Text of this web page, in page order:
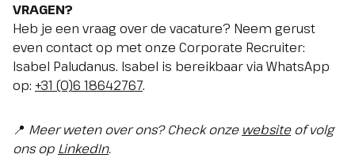
VRAGEN?
Heb je een vraag over de vacature? Neem gerust
even contact op met onze Corporate Recruiter:
Isabel Paludanus. Isabel is bereikbaar via WhatsApp
op: +31 (0)6 18642767.
📍 Meer weten over ons? Check onze websiteof volg
ons op LinkedIn.